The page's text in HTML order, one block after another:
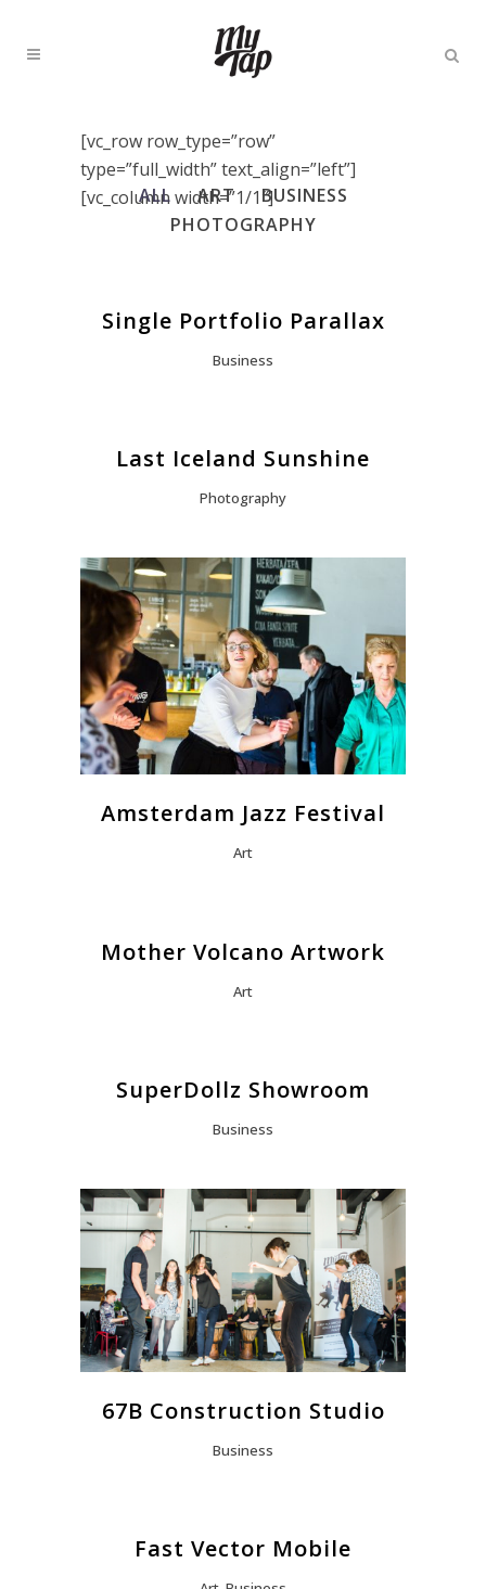
[vc_row row_type=”row”
type=”full_width” text_align=”left”]
[vc_column width=”1/1″]
ALL ART
BUSINESS
PHOTOGRAPHY
Single Portfolio Parallax
Business
Last Iceland Sunshine
Photography
Amsterdam Jazz Festival
Art
Mother Volcano Artwork
Art
SuperDollz Showroom
Business
67B Construction Studio
Business
Fast Vector Mobile